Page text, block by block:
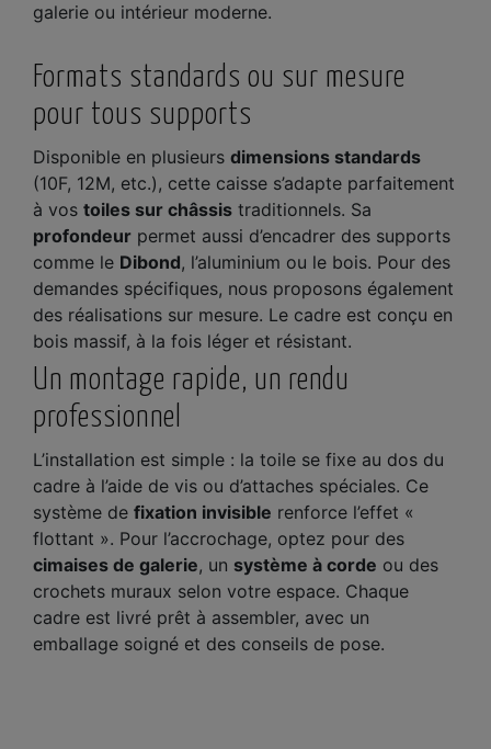
galerie ou intérieur moderne.
Formats standards ou sur mesure
pour tous supports
Disponible en plusieurs dimensions standards
(10F, 12M, etc.), cette caisse s’adapte parfaitement
à vos toiles sur châssis traditionnels. Sa
profondeur permet aussi d’encadrer des supports
comme le Dibond, l’aluminium ou le bois. Pour des
demandes spécifiques, nous proposons également
des réalisations sur mesure. Le cadre est conçu en
bois massif, à la fois léger et résistant.
Un montage rapide, un rendu
professionnel
L’installation est simple : la toile se fixe au dos du
cadre à l’aide de vis ou d’attaches spéciales. Ce
système de fixation invisible renforce l’effet «
flottant ». Pour l’accrochage, optez pour des
cimaises de galerie, un système à corde ou des
crochets muraux selon votre espace. Chaque
cadre est livré prêt à assembler, avec un
emballage soigné et des conseils de pose.